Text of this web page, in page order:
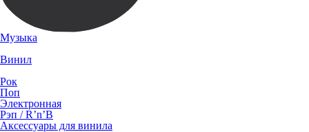
Музыка
Винил
Рок
Поп
Электронная
Рэп / R’n’B
Аксессуары для винила